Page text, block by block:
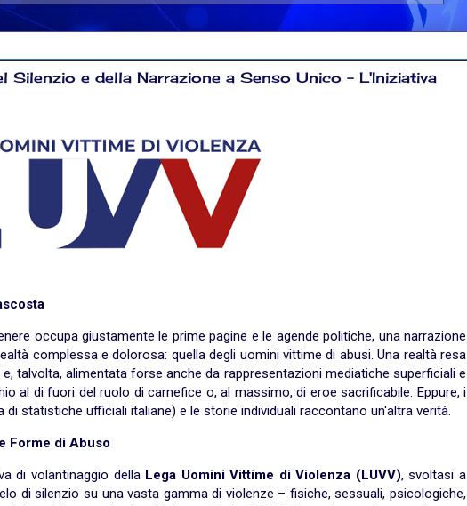
Silenzio e della Narrazione a Senso Unico – L'Iniziativa
occupa giustamente le prime pagine e le agende politiche, una narrazione
complessa e dolorosa: quella degli uomini vittime di abusi. Una realtà resa
talvolta, alimentata forse anche da rappresentazioni mediatiche superficiali e
al di fuori del ruolo di carnefice o, al massimo, di eroe sacrificabile. Eppure, i
statistiche ufficiali italiane) e le storie individuali raccontano un'altra verità.
Forme di Abuso
di volantinaggio dellaLega Uomini Vittime di Violenza (LUVV), svoltasi a
di silenzio su una vasta gamma di violenze – fisiche, sessuali, psicologiche,